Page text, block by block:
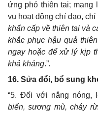
ứng phó thiên tai; mạng
vụ hoạt động chỉ đạo,
khẩn cấp về thiên tai và
khắc phục hậu quả
ngay hoặc để xử lý kịp
khả kháng.”.
16. Sửa đổi, bổ sung
“5. Đối với nắng nóng,
biển, sương mù,cháy